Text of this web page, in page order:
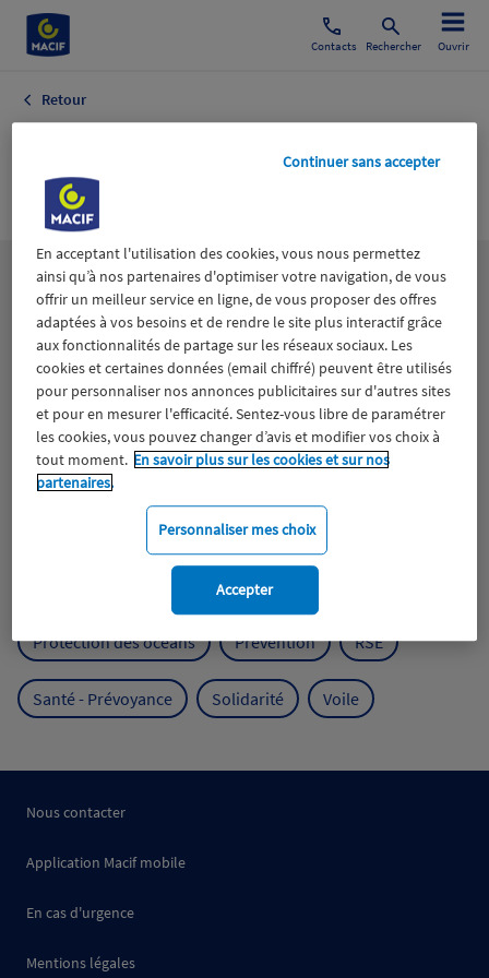
Contacts Rechercher Ouvrir
Retour
Générales
Lesthématiques
Aidants Catastrophes naturelles Climat
Engagement Epargne ESS
Expérience clients Fondation Macif Jeunesse
Mutualisme
Protection de l'environnement
Protection des océans Prévention RSE
Santé - Prévoyance Solidarité Voile
Nous contacter
Application Macif mobile
En cas d'urgence
Mentions légales
En acceptant l'utilisation des cookies, vous nous permettez
ainsi qu’à nos partenaires d'optimiser votre navigation, de vous
offrir un meilleur service en ligne, de vous proposer des offres
adaptées à vos besoins et de rendre le site plus interactif grâce
aux fonctionnalités de partage sur les réseaux sociaux. Les
cookies et certaines données (email chiffré) peuvent être utilisés
pour personnaliser nos annonces publicitaires sur d'autres sites
et pour en mesurer l'efficacité. Sentez-vous libre de paramétrer
les cookies, vous pouvez changer d’avis et modifier vos choix à
tout moment. En savoir plus sur les cookies et sur nos
partenaires.
Personnaliser mes choix
Continuer sans accepter
Accepter